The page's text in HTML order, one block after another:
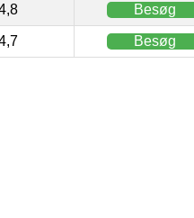
Besøg
Besøg